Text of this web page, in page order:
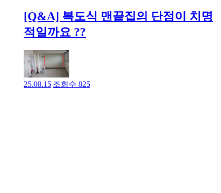
[Q&A] 복도식 맨끝집의 단점이 치명
적일까요 ??
25.08.15|조회수 825